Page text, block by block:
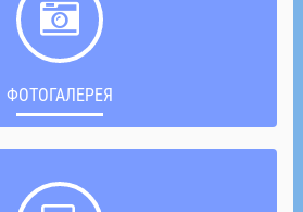
ФОТОГАЛЕРЕЯ